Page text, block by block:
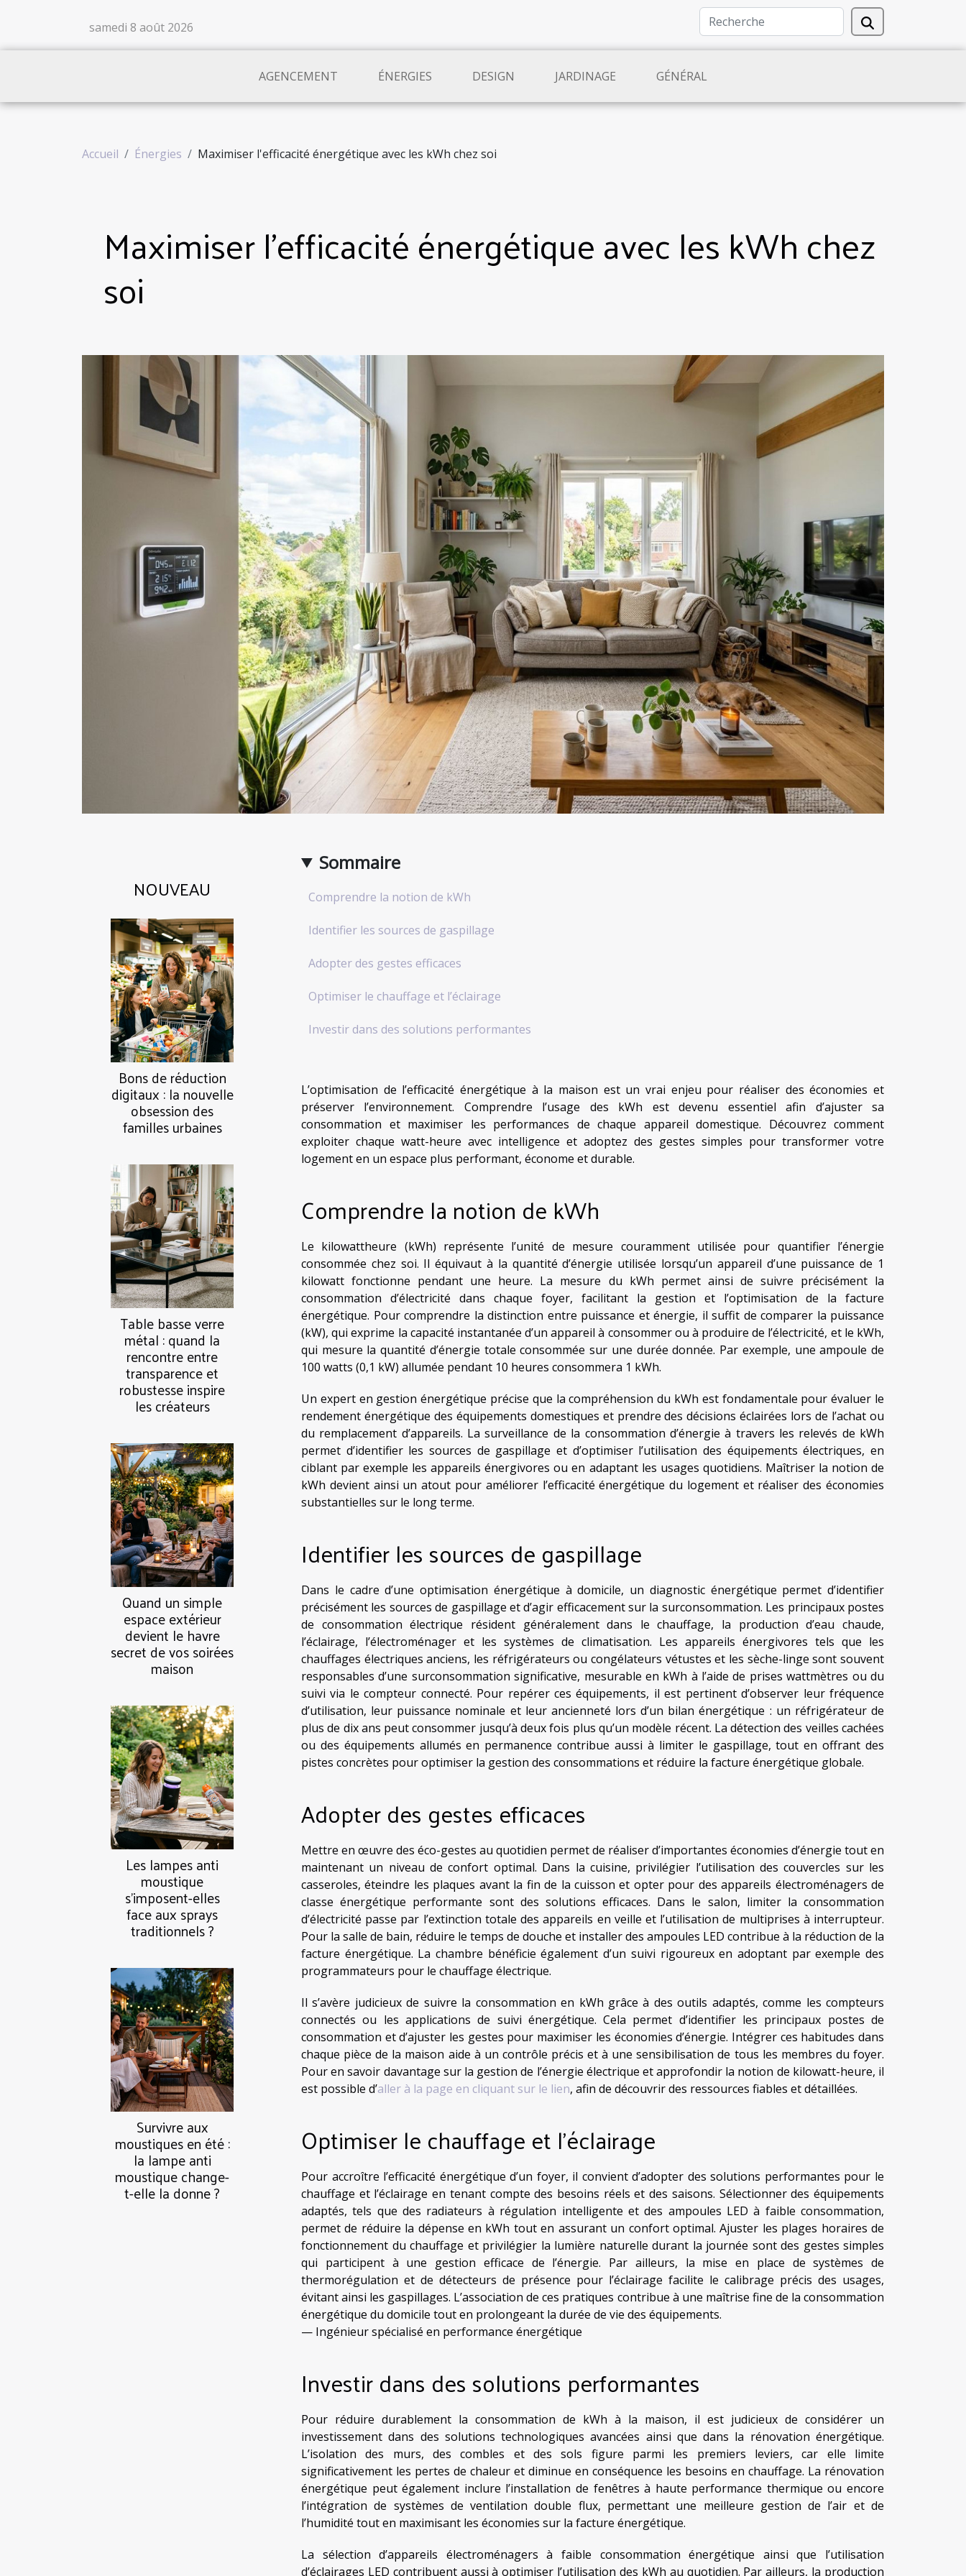
samedi 8 août 2026
AGENCEMENT ÉNERGIES DESIGN JARDINAGE GÉNÉRAL
Accueil Énergies Maximiser l'efficacité énergétique avec les kWh chez soi
Maximiser l'efficacité énergétique avec les kWh chez
soi
NOUVEAU
Bons de réduction
digitaux : la nouvelle
obsession des
familles urbaines
Table basse verre
métal : quand la
rencontre entre
transparence et
robustesse inspire
les créateurs
Quand un simple
espace extérieur
devient le havre
secret de vos soirées
maison
Les lampes anti
moustique
s’imposent-elles
face aux sprays
traditionnels ?
Survivre aux
moustiques en été :
la lampe anti
moustique change-
t-elle la donne ?
Sommaire
Comprendre la notion de kWh
Identifier les sources de gaspillage
Adopter des gestes efficaces
Optimiser le chauffage et l’éclairage
Investir dans des solutions performantes
L’optimisation de l’efficacité énergétique à la maison est un vrai enjeu pour réaliser des économies et
préserver l’environnement. Comprendre l’usage des kWh est devenu essentiel afin d’ajuster sa
consommation et maximiser les performances de chaque appareil domestique. Découvrez comment
exploiter chaque watt-heure avec intelligence et adoptez des gestes simples pour transformer votre
logement en un espace plus performant, économe et durable.
Comprendre la notion de kWh
Le kilowattheure (kWh) représente l’unité de mesure couramment utilisée pour quantifier l’énergie
consommée chez soi. Il équivaut à la quantité d’énergie utilisée lorsqu’un appareil d’une puissance de 1
kilowatt fonctionne pendant une heure. La mesure du kWh permet ainsi de suivre précisément la
consommation d’électricité dans chaque foyer, facilitant la gestion et l’optimisation de la facture
énergétique. Pour comprendre la distinction entre puissance et énergie, il suffit de comparer la puissance
(kW), qui exprime la capacité instantanée d’un appareil à consommer ou à produire de l’électricité, et le kWh,
qui mesure la quantité d’énergie totale consommée sur une durée donnée. Par exemple, une ampoule de
100 watts (0,1 kW) allumée pendant 10 heures consommera 1 kWh.
Un expert en gestion énergétique précise que la compréhension du kWh est fondamentale pour évaluer le
rendement énergétique des équipements domestiques et prendre des décisions éclairées lors de l’achat ou
du remplacement d’appareils. La surveillance de la consommation d’énergie à travers les relevés de kWh
permet d’identifier les sources de gaspillage et d’optimiser l’utilisation des équipements électriques, en
ciblant par exemple les appareils énergivores ou en adaptant les usages quotidiens. Maîtriser la notion de
kWh devient ainsi un atout pour améliorer l’efficacité énergétique du logement et réaliser des économies
substantielles sur le long terme.
Identifier les sources de gaspillage
Dans le cadre d’une optimisation énergétique à domicile, un diagnostic énergétique permet d’identifier
précisément les sources de gaspillage et d’agir efficacement sur la surconsommation. Les principaux postes
de consommation électrique résident généralement dans le chauffage, la production d’eau chaude,
l’éclairage, l’électroménager et les systèmes de climatisation. Les appareils énergivores tels que les
chauffages électriques anciens, les réfrigérateurs ou congélateurs vétustes et les sèche-linge sont souvent
responsables d’une surconsommation significative, mesurable en kWh à l’aide de prises wattmètres ou du
suivi via le compteur connecté. Pour repérer ces équipements, il est pertinent d’observer leur fréquence
d’utilisation, leur puissance nominale et leur ancienneté lors d’un bilan énergétique : un réfrigérateur de
plus de dix ans peut consommer jusqu’à deux fois plus qu’un modèle récent. La détection des veilles cachées
ou des équipements allumés en permanence contribue aussi à limiter le gaspillage, tout en offrant des
pistes concrètes pour optimiser la gestion des consommations et réduire la facture énergétique globale.
Adopter des gestes efficaces
Mettre en œuvre des éco-gestes au quotidien permet de réaliser d’importantes économies d’énergie tout en
maintenant un niveau de confort optimal. Dans la cuisine, privilégier l’utilisation des couvercles sur les
casseroles, éteindre les plaques avant la fin de la cuisson et opter pour des appareils électroménagers de
classe énergétique performante sont des solutions efficaces. Dans le salon, limiter la consommation
d’électricité passe par l’extinction totale des appareils en veille et l’utilisation de multiprises à interrupteur.
Pour la salle de bain, réduire le temps de douche et installer des ampoules LED contribue à la réduction de la
facture énergétique. La chambre bénéficie également d’un suivi rigoureux en adoptant par exemple des
programmateurs pour le chauffage électrique.
Il s’avère judicieux de suivre la consommation en kWh grâce à des outils adaptés, comme les compteurs
connectés ou les applications de suivi énergétique. Cela permet d’identifier les principaux postes de
consommation et d’ajuster les gestes pour maximiser les économies d’énergie. Intégrer ces habitudes dans
chaque pièce de la maison aide à un contrôle précis et à une sensibilisation de tous les membres du foyer.
Pour en savoir davantage sur la gestion de l’énergie électrique et approfondir la notion de kilowatt-heure, il
est possible d’aller à la page en cliquant sur le lien, afin de découvrir des ressources fiables et détaillées.
Optimiser le chauffage et l’éclairage
Pour accroître l’efficacité énergétique d’un foyer, il convient d’adopter des solutions performantes pour le
chauffage et l’éclairage en tenant compte des besoins réels et des saisons. Sélectionner des équipements
adaptés, tels que des radiateurs à régulation intelligente et des ampoules LED à faible consommation,
permet de réduire la dépense en kWh tout en assurant un confort optimal. Ajuster les plages horaires de
fonctionnement du chauffage et privilégier la lumière naturelle durant la journée sont des gestes simples
qui participent à une gestion efficace de l’énergie. Par ailleurs, la mise en place de systèmes de
thermorégulation et de détecteurs de présence pour l’éclairage facilite le calibrage précis des usages,
évitant ainsi les gaspillages. L’association de ces pratiques contribue à une maîtrise fine de la consommation
énergétique du domicile tout en prolongeant la durée de vie des équipements.
— Ingénieur spécialisé en performance énergétique
Investir dans des solutions performantes
Pour réduire durablement la consommation de kWh à la maison, il est judicieux de considérer un
investissement dans des solutions technologiques avancées ainsi que dans la rénovation énergétique.
L’isolation des murs, des combles et des sols figure parmi les premiers leviers, car elle limite
significativement les pertes de chaleur et diminue en conséquence les besoins en chauffage. La rénovation
énergétique peut également inclure l’installation de fenêtres à haute performance thermique ou encore
l’intégration de systèmes de ventilation double flux, permettant une meilleure gestion de l’air et de
l’humidité tout en maximisant les économies sur la facture énergétique.
La sélection d’appareils électroménagers à faible consommation énergétique ainsi que l’utilisation
d’éclairages LED contribuent aussi à optimiser l’utilisation des kWh au quotidien. Par ailleurs, la production